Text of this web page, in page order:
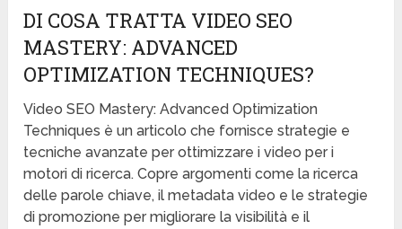
DI COSA TRATTA VIDEO SEO
MASTERY: ADVANCED
OPTIMIZATION TECHNIQUES?
Video SEO Mastery: Advanced Optimization
Techniques è un articolo che fornisce strategie e
tecniche avanzate per ottimizzare i video per i
motori di ricerca. Copre argomenti come la ricerca
delle parole chiave, il metadata video e le strategie
di promozione per migliorare la visibilità e il